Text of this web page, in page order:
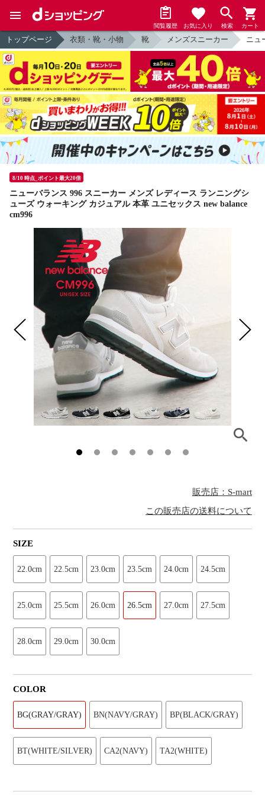
閲覧履歴 お気に入り 検索 カート
トップページ 衣類・靴・小物 靴 メンズスニーカー ニュ
8/10 時点_ポイント最大20倍
ニューバランス 996 スニーカー メンズ レディース ランニングシ
ューズ ウォーキング カジュアル 本革 ユニセックス new balance
cm996
販売店：S-mart
この販売店の送料について
SIZE
22.0cm 22.5cm 23.0cm 23.5cm 24.0cm 24.5cm
25.0cm 25.5cm 26.0cm 26.5cm 27.0cm 27.5cm
28.0cm 29.0cm 30.0cm
COLOR
BG(GRAY/GRAY) BN(NAVY/GRAY) BP(BLACK/GRAY)
BT(WHITE/SILVER) CA2(NAVY) TA2(WHITE)